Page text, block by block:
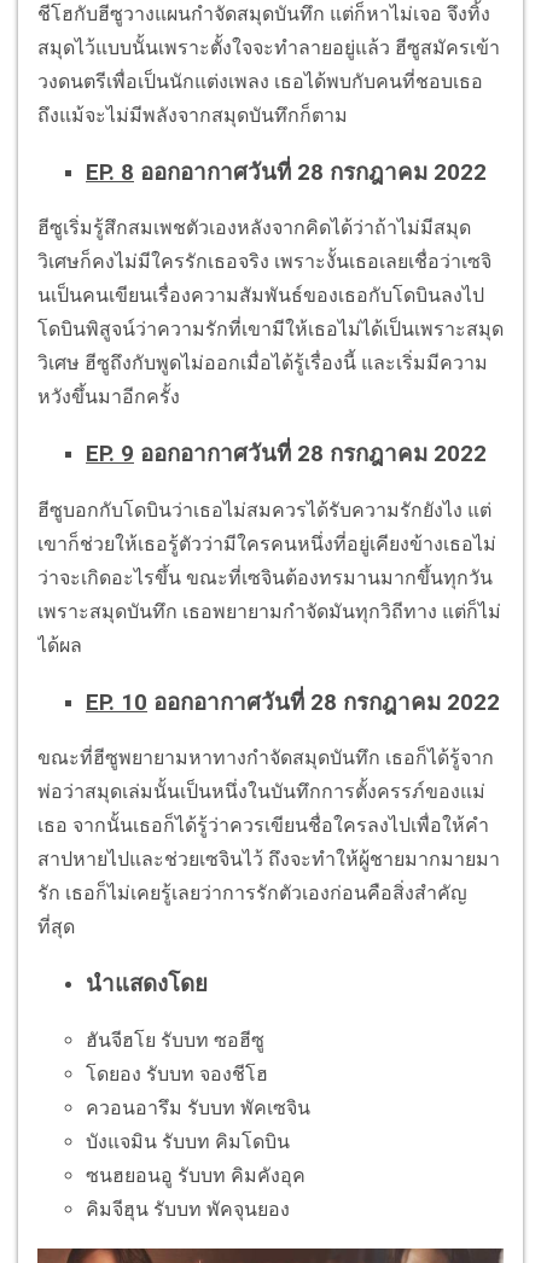
ชีโฮกับฮีซูวางแผนกำจัดสมุดบันทึก แต่ก็หาไม่เจอ จึงทิ้ง
สมุดไว้แบบนั้นเพราะตั้งใจจะทำลายอยู่แล้ว ฮีซูสมัครเข้า
วงดนตรีเพื่อเป็นนักแต่งเพลง เธอได้พบกับคนที่ชอบเธอ
ถึงแม้จะไม่มีพลังจากสมุดบันทึกก็ตาม
EP. 8 ออกอากาศวันที่ 28 กรกฎาคม 2022
ฮีซูเริ่มรู้สึกสมเพชตัวเองหลังจากคิดได้ว่าถ้าไม่มีสมุด
วิเศษก็คงไม่มีใครรักเธอจริง เพราะงั้นเธอเลยเชื่อว่าเซจิ
นเป็นคนเขียนเรื่องความสัมพันธ์ของเธอกับโดบินลงไป
โดบินพิสูจน์ว่าความรักที่เขามีให้เธอไม่ได้เป็นเพราะสมุด
วิเศษ ฮีซูถึงกับพูดไม่ออกเมื่อได้รู้เรื่องนี้ และเริ่มมีความ
หวังขึ้นมาอีกครั้ง
EP. 9 ออกอากาศวันที่ 28 กรกฎาคม 2022
ฮีซูบอกกับโดบินว่าเธอไม่สมควรได้รับความรักยังไง แต่
เขาก็ช่วยให้เธอรู้ตัวว่ามีใครคนหนึ่งที่อยู่เคียงข้างเธอไม่
ว่าจะเกิดอะไรขึ้น ขณะที่เซจินต้องทรมานมากขึ้นทุกวัน
เพราะสมุดบันทึก เธอพยายามกำจัดมันทุกวิถีทาง แต่ก็ไม่
ได้ผล
EP. 10 ออกอากาศวันที่ 28 กรกฎาคม 2022
ขณะที่ฮีซูพยายามหาทางกำจัดสมุดบันทึก เธอก็ได้รู้จาก
พ่อว่าสมุดเล่มนั้นเป็นหนึ่งในบันทึกการตั้งครรภ์ของแม่
เธอ จากนั้นเธอก็ได้รู้ว่าควรเขียนชื่อใครลงไปเพื่อให้คำ
สาปหายไปและช่วยเซจินไว้ ถึงจะทำให้ผู้ชายมากมายมา
รัก เธอก็ไม่เคยรู้เลยว่าการรักตัวเองก่อนคือสิ่งสำคัญ
ที่สุด
นำแสดงโดย
ฮันจีฮโย รับบท ซอฮีซู
โดยอง รับบท จองชีโฮ
ควอนอารึม รับบท พัคเซจิน
บังแจมิน รับบท คิมโดบิน
ซนฮยอนอู รับบท คิมคังอุค
คิมจีฮุน รับบท พัคจุนยอง